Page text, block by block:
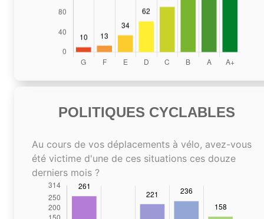
POLITIQUES CYCLABLES
Au cours de vos déplacements à vélo, avez-vous
été victime d'une de ces situations ces douze
derniers mois ?